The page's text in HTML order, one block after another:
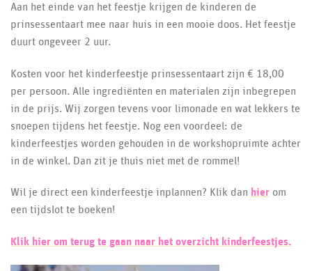
Aan het einde van het feestje krijgen de kinderen de
prinsessentaart mee naar huis in een mooie doos. Het feestje
duurt ongeveer 2 uur.
Kosten voor het kinderfeestje prinsessentaart zijn € 18,00
per persoon. Alle ingrediënten en materialen zijn inbegrepen
in de prijs. Wij zorgen tevens voor limonade en wat lekkers te
snoepen tijdens het feestje. Nog een voordeel: de
kinderfeestjes worden gehouden in de workshopruimte achter
in de winkel. Dan zit je thuis niet met de rommel!
Wil je direct een kinderfeestje inplannen? Klik dan hier om
een tijdslot te boeken!
Klik hier om terug te gaan naar het overzicht kinderfeestjes.